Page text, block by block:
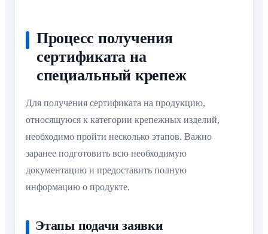
Процесс получения
сертификата на
специальный крепеж
Для получения сертификата на продукцию,
относящуюся к категории крепежных изделий,
необходимо пройти несколько этапов. Важно
заранее подготовить всю необходимую
документацию и предоставить полную
информацию о продукте.
Этапы подачи заявки